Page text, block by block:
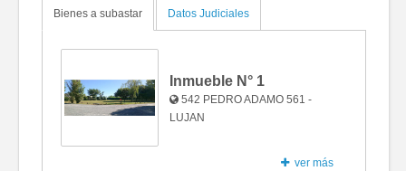
Bienes a subastar Datos Judiciales
Inmueble N° 1
542 PEDRO ADAMO 561 -
LUJAN
ver más